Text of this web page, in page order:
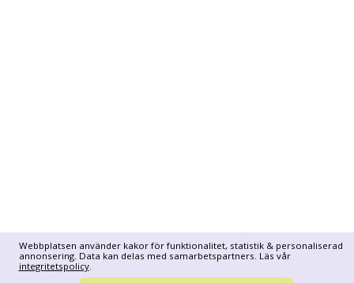
Webbplatsen använder kakor för funktionalitet, statistik & personaliserad
annonsering. Data kan delas med samarbetspartners. Läs vår
integritetspolicy.